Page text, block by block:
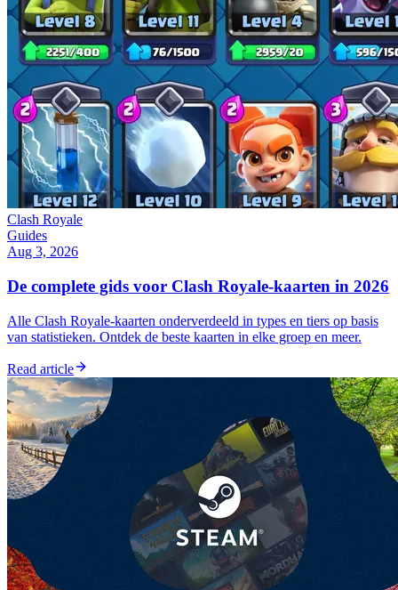
Clash Royale
Guides
Aug 3, 2026
De complete gids voor Clash Royale-kaarten in 2026
Alle Clash Royale-kaarten onderverdeeld in types en tiers op basis
van statistieken. Ontdek de beste kaarten in elke groep en meer.
Read article